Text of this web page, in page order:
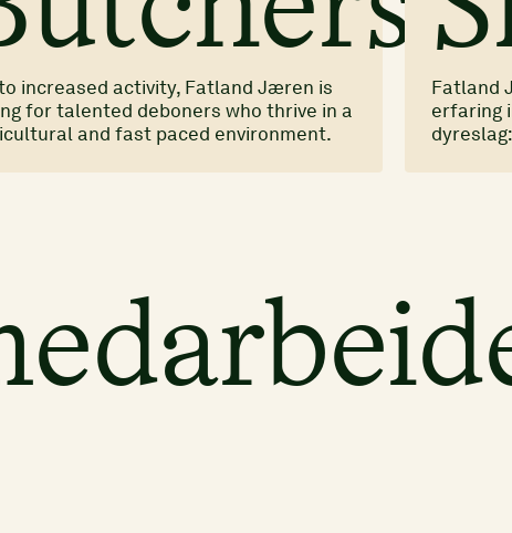
increased activity, Fatland Jæren is
for talented deboners who thrive in a
and fast paced environment.
Fatland
erfaring